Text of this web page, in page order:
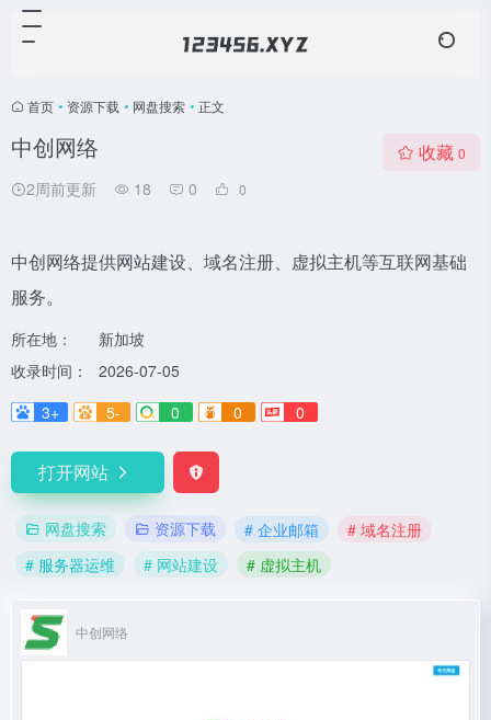
首页 • 资源下载 • 网盘搜索 • 正文
中创网络
2周前更新 18 0 0
收藏 0
中创网络提供网站建设、域名注册、虚拟主机等互联网基础
服务。
所在地：
新加坡
收录时间：
2026-07-05
3+
5- 0 0 0
打开网站
网盘搜索 资源下载 # 企业邮箱
# 域名注册
# 服务器运维
# 网站建设 # 虚拟主机
中创网络